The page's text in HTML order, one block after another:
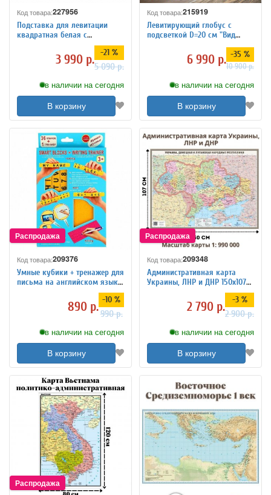
Код товара:227956
Подставка для левитации
квадратная белая с
подсветкой LevitronOff
3 990 р. -21 %
5 090 р.
в наличии на сегодня
В корзину
Код товара:215919
Левитирующий глобус с
подсветкой D=20 см "Вид
6 990 р. -35 %
10 900 р.
в наличии на сегодня
В корзину
Код товара:209376
Умные кубики + тренажер для
письма на английском языке
890 р. -10 %
990 р.
в наличии на сегодня
В корзину
Код товара:209348
Административная карта
Украины, ЛНР и ДНР 150х107
2 790 р. -3 %
2 900 р.
в наличии на сегодня
В корзину